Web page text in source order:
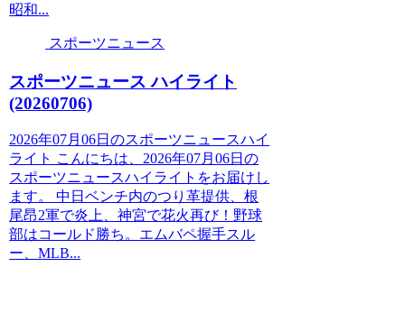
昭和...
スポーツニュース
スポーツニュース ハイライト
(20260706)
2026年07月06日のスポーツニュースハイ
ライト こんにちは、2026年07月06日の
スポーツニュースハイライトをお届けし
ます。 中日ベンチ内のつり革提供、根
尾昂2軍で炎上、神宮で花火再び！野球
部はコールド勝ち。エムバペ握手スル
ー、MLB...